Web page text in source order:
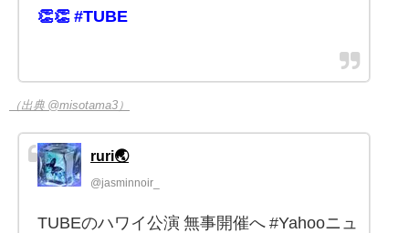
👏👏 #TUBE
（出典 @misotama3）
ruri🌏
@jasminnoir_
TUBEのハワイ公演 無事開催へ #Yahooニュ